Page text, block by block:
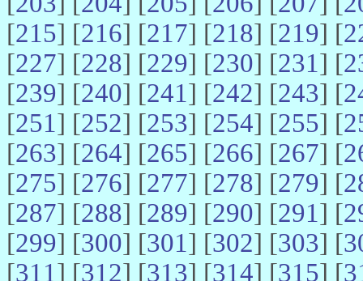
[215] [216] [217] [218] [219] [
[227] [228] [229] [230] [231] [
[239] [240] [241] [242] [243] [
[251] [252] [253] [254] [255] [
[263] [264] [265] [266] [267] [
[275] [276] [277] [278] [279] [
[287] [288] [289] [290] [291] [
[299] [300] [301] [302] [303] [
[311] [312] [313] [314] [315] [